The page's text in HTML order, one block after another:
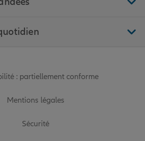
: partiellement conforme
Mentions légales
Sécurité